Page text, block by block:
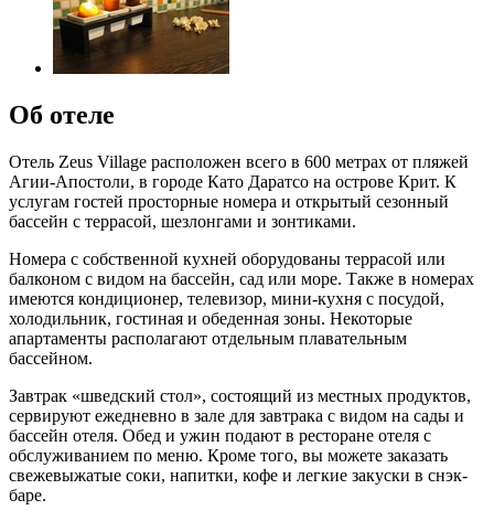
Об отеле
Отель Zeus Village расположен всего в 600 метрах от пляжей
Агии-Апостоли, в городе Като Даратсо на острове Крит. К
услугам гостей просторные номера и открытый сезонный
бассейн с террасой, шезлонгами и зонтиками.
Номера с собственной кухней оборудованы террасой или
балконом с видом на бассейн, сад или море. Также в номерах
имеются кондиционер, телевизор, мини-кухня с посудой,
холодильник, гостиная и обеденная зоны. Некоторые
апартаменты располагают отдельным плавательным
бассейном.
Завтрак «шведский стол», состоящий из местных продуктов,
сервируют ежедневно в зале для завтрака с видом на сады и
бассейн отеля. Обед и ужин подают в ресторане отеля с
обслуживанием по меню. Кроме того, вы можете заказать
свежевыжатые соки, напитки, кофе и легкие закуски в снэк-
баре.